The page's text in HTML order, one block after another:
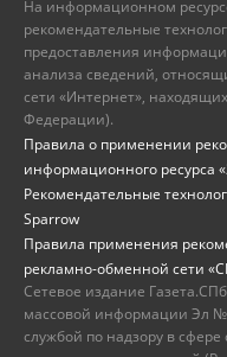
На информационном
рекомендательные
предоставления
анализа сведений,
сети «Интернет»,
Федерации).
Правила о применении
информационного ресурса
Рекомендательные
Sparrow
Правила применения
рекламно-обменной сети
Сетевое издание
массовой информации Эл
службой по надзору в